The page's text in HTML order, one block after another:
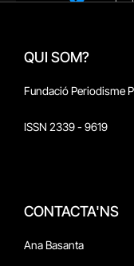
QUI SOM?
Fundació Periodisme
ISSN 2339 - 9619
CONTACTA'NS
Ana Basanta